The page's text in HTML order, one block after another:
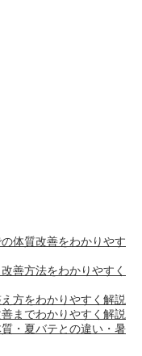
体質改善をわかりやす
善方法をわかりやすく
方をわかりやすく解説
までわかりやすく解説
・夏バテとの違い・暑